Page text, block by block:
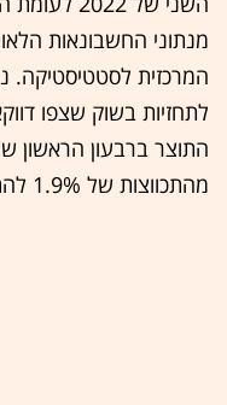
מנתוני החשבונאות
המרכזית לסטטיסטיקה.
לתחזיות בשוק שצפו
התוצר ברבעון הראשון
מהתכווצות של 1.9% להתכווצות חדה יותר של 2.7%.